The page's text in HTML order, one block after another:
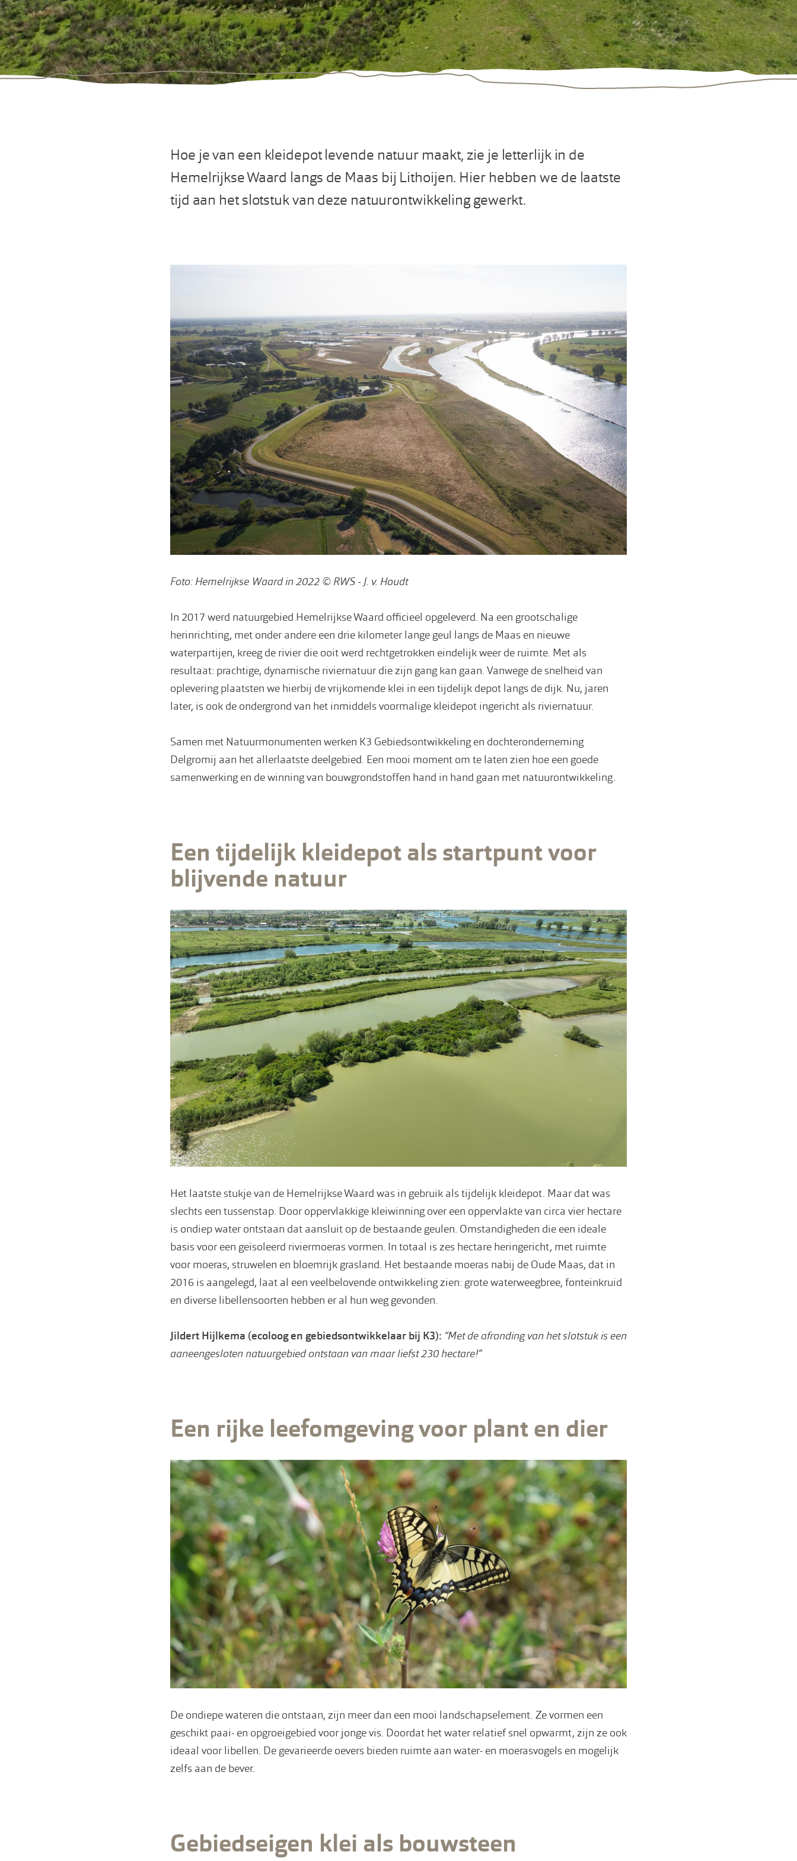
Hoe je van een kleidepot levende natuur maakt, zie je letterlijk in de
Hemelrijkse Waard langs de Maas bij Lithoijen. Hier hebben we de laatste
tijd aan het slotstuk van deze natuurontwikkeling gewerkt.
Foto: Hemelrijkse Waard in 2022 © RWS - J. v. Houdt
In 2017 werd natuurgebied Hemelrijkse Waard officieel opgeleverd. Na een grootschalige
herinrichting, met onder andere een drie kilometer lange geul langs de Maas en nieuwe
waterpartijen, kreeg de rivier die ooit werd rechtgetrokken eindelijk weer de ruimte. Met als
resultaat: prachtige, dynamische riviernatuur die zijn gang kan gaan. Vanwege de snelheid van
oplevering plaatsten we hierbij de vrijkomende klei in een tijdelijk depot langs de dijk. Nu, jaren
later, is ook de ondergrond van het inmiddels voormalige kleidepot ingericht als riviernatuur.
Samen met Natuurmonumenten werken K3 Gebiedsontwikkeling en dochteronderneming
Delgromij aan het allerlaatste deelgebied. Een mooi moment om te laten zien hoe een goede
samenwerking en de winning van bouwgrondstoffen hand in hand gaan met natuurontwikkeling.
Een tijdelijk kleidepot als startpunt voor
blijvende natuur
Het laatste stukje van de Hemelrijkse Waard was in gebruik als tijdelijk kleidepot. Maar dat was
slechts een tussenstap. Door oppervlakkige kleiwinning over een oppervlakte van circa vier hectare
is ondiep water ontstaan dat aansluit op de bestaande geulen. Omstandigheden die een ideale
basis voor een geïsoleerd riviermoeras vormen. In totaal is zes hectare heringericht, met ruimte
voor moeras, struwelen en bloemrijk grasland. Het bestaande moeras nabij de Oude Maas, dat in
2016 is aangelegd, laat al een veelbelovende ontwikkeling zien: grote waterweegbree, fonteinkruid
en diverse libellensoorten hebben er al hun weg gevonden.
Jildert Hijlkema (ecoloog en gebiedsontwikkelaar bij K3): “Met de afronding van het slotstuk is een
aaneengesloten natuurgebied ontstaan van maar liefst 230 hectare!”
Een rijke leefomgeving voor plant en dier
De ondiepe wateren die ontstaan, zijn meer dan een mooi landschapselement. Ze vormen een
geschikt paai- en opgroeigebied voor jonge vis. Doordat het water relatief snel opwarmt, zijn ze ook
ideaal voor libellen. De gevarieerde oevers bieden ruimte aan water- en moerasvogels en mogelijk
zelfs aan de bever.
Gebiedseigen klei als bouwsteen